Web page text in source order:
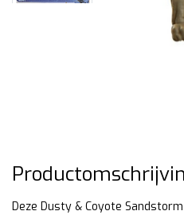
Deze Dusty & Coyote